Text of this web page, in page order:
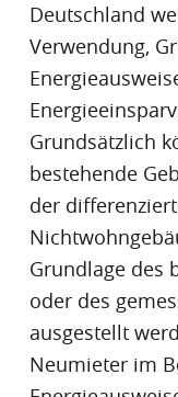
Deutschland
Verwendung,
Energieausweis
Grundsätzlich
bestehende
der
Grundlage des
oder des
ausgestellt
Neumieter im